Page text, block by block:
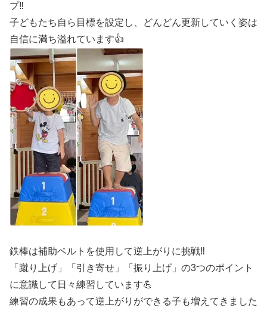
プ‼️
子どもたち自ら目標を設定し、どんどん更新していく姿は
自信に満ち溢れています👍
鉄棒は補助ベルトを使用して逆上がりに挑戦‼️
「蹴り上げ」「引き寄せ」「振り上げ」の3つのポイント
に意識して日々練習しています💪
練習の成果もあって逆上がりができる子も増えてきました